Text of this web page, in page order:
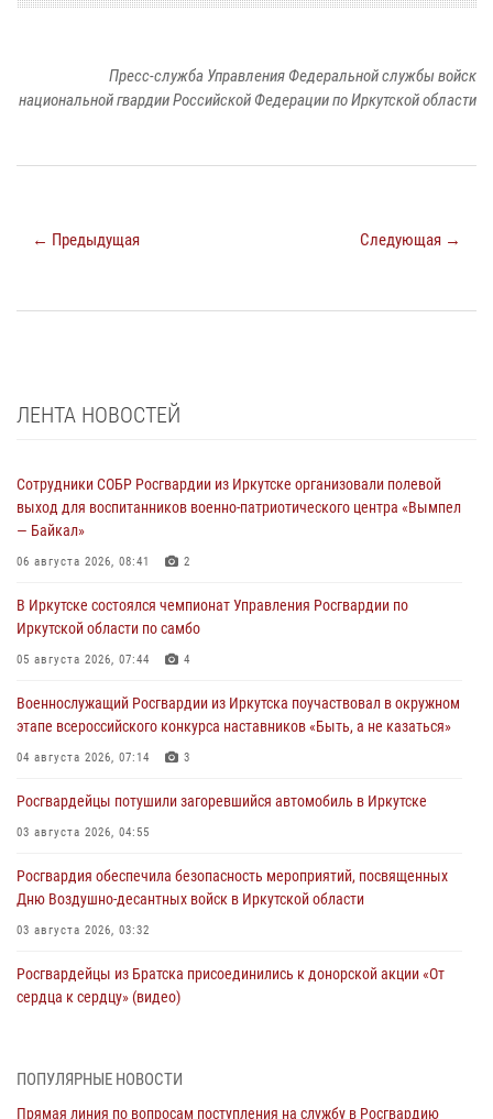
Пресс-служба Управления Федеральной службы войск
национальной гвардии Российской Федерации по Иркутской области
← Предыдущая Следующая →
ЛЕНТА НОВОСТЕЙ
Сотрудники СОБР Росгвардии из Иркутске организовали полевой
выход для воспитанников военно-патриотического центра «Вымпел
— Байкал»
06 августа 2026, 08:41 2
В Иркутске состоялся чемпионат Управления Росгвардии по
Иркутской области по самбо
05 августа 2026, 07:44 4
Военнослужащий Росгвардии из Иркутска поучаствовал в окружном
этапе всероссийского конкурса наставников «Быть, а не казаться»
04 августа 2026, 07:14 3
Росгвардейцы потушили загоревшийся автомобиль в Иркутске
03 августа 2026, 04:55
Росгвардия обеспечила безопасность мероприятий, посвященных
Дню Воздушно-десантных войск в Иркутской области
03 августа 2026, 03:32
Росгвардейцы из Братска присоединились к донорской акции «От
сердца к сердцу» (видео)
Сотрудники Росгвардии нашли и вернули родственникам
ПОПУЛЯРНЫЕ НОВОСТИ
Прямая линия по вопросам поступления на службу в Росгвардию